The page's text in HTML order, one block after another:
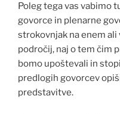
Poleg tega vas vabimo
govorce in plenarne
strokovnjak na enem
področij, naj o tem čim
bomo upoštevali in
predlogih govorcev
predstavitve.